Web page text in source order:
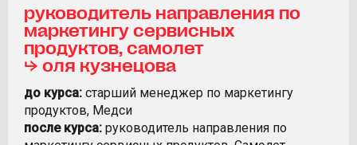
руководитель направления по
маркетингу сервисных
продуктов, самолет
⮡ оля кузнецова
до курса: старший менеджер по маркетингу
продуктов, Медси
после курса: руководитель направления по